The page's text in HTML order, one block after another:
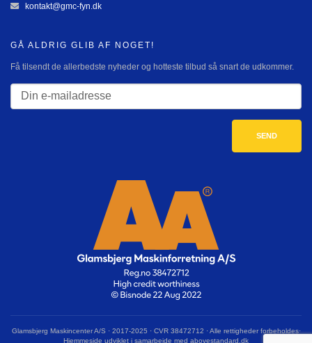
kontakt@gmc-fyn.dk
GÅ ALDRIG GLIB AF NOGET!
Få tilsendt de allerbedste nyheder og hotteste tilbud så snart de udkommer.
Glamsbjerg Maskincenter A/S · 2017-2025 · CVR 38472712 · Alle rettigheder forbeholdes·
Hjemmeside udviklet i samarbejde med abovestandard.dk